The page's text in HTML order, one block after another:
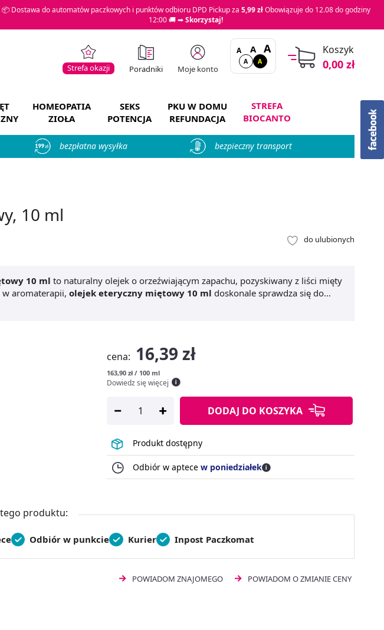
📦 Dostawa do automatów paczkowych i punktów odbioru DPD Pickup za 5,99 złObowiązuje do 12.08 do godziny
12:00 🚚 ➡Skorzystaj!
Strefa okazji Poradniki Moje konto
A A A
A A
Koszyk
0,00 zł
HOMEOPATIA
ZIOŁA
SEKS
POTENCJA
PKU W DOMU
REFUNDACJA
STREFA
BIOCANTO
bezpłatna wysyłka bezpieczny transport
10 ml
do ulubionych
10 ml to naturalny olejek o orzeźwiającym zapachu, pozyskiwany z liści mięty
aromaterapii, olejek eteryczny miętowy 10 ml doskonale sprawdza się do
powietrza. Jego największe zalety to działanie odświeżające i kojące –
składnik preparatów do masażu mięśni. To idealny wybór dla osób, które cenią
i poszukują naturalnych metod wspierania samopoczucia na co dzień.
cena: 16,39 zł
163,90 zł / 100 ml
Dowiedz się więcej
DODAJ DO KOSZYKA
Produkt dostępny
Odbiór w aptece w poniedziałek
produktu:
Odbiór w punkcie Kurier Inpost Paczkomat
POWIADOM ZNAJOMEGO POWIADOM O ZMIANIE CENY